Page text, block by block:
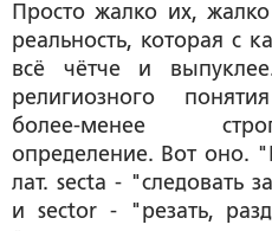
Просто жалко их,
реальность, которая с
всё чётче и
религиозного
более-менее
определение. Вот оно.
лат. secta - "следовать
и sector - "резать,